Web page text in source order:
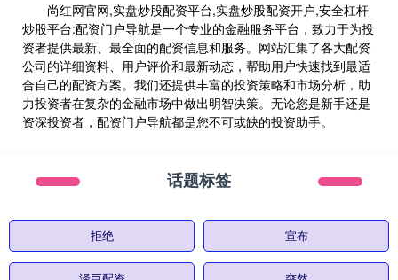
尚红网官网,实盘炒股配资平台,实盘炒股配资开户,安全杠杆
炒股平台:配资门户导航是一个专业的金融服务平台，致力于为投
资者提供最新、最全面的配资信息和服务。网站汇集了各大配资
公司的详细资料、用户评价和最新动态，帮助用户快速找到最适
合自己的配资方案。我们还提供丰富的投资策略和市场分析，助
力投资者在复杂的金融市场中做出明智决策。无论您是新手还是
资深投资者，配资门户导航都是您不可或缺的投资助手。
话题标签
拒绝 宣布